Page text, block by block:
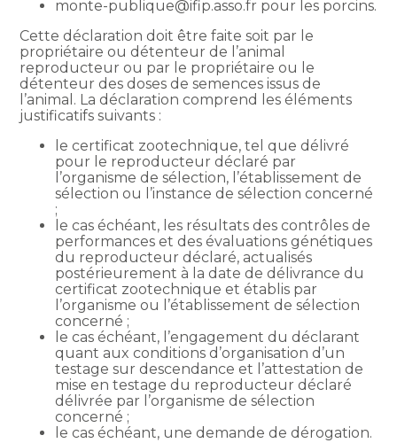
monte-publique@ifip.asso.fr pour les porcins.
Cette déclaration doit être faite soit par le
propriétaire ou détenteur de l’animal
reproducteur ou par le propriétaire ou le
détenteur des doses de semences issus de
l’animal. La déclaration comprend les éléments
justificatifs suivants :
le certificat zootechnique, tel que délivré
pour le reproducteur déclaré par
l’organisme de sélection, l’établissement de
sélection ou l’instance de sélection concerné
;
le cas échéant, les résultats des contrôles de
performances et des évaluations génétiques
du reproducteur déclaré, actualisés
postérieurement à la date de délivrance du
certificat zootechnique et établis par
l’organisme ou l’établissement de sélection
concerné ;
le cas échéant, l’engagement du déclarant
quant aux conditions d’organisation d’un
testage sur descendance et l’attestation de
mise en testage du reproducteur déclaré
délivrée par l’organisme de sélection
concerné ;
le cas échéant, une demande de dérogation.